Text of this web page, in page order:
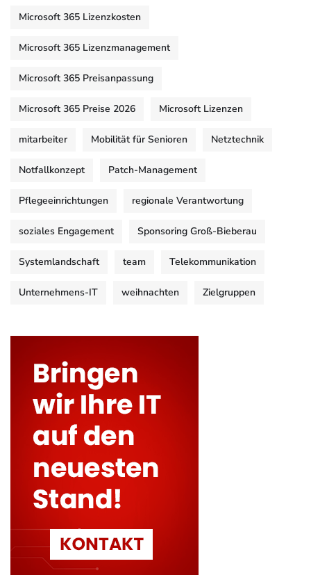
Microsoft 365 Lizenzkosten
Microsoft 365 Lizenzmanagement
Microsoft 365 Preisanpassung
Microsoft 365 Preise 2026 Microsoft Lizenzen
mitarbeiter Mobilität für Senioren Netztechnik
Notfallkonzept Patch-Management
Pflegeeinrichtungen regionale Verantwortung
soziales Engagement Sponsoring Groß-Bieberau
Systemlandschaft team Telekommunikation
Unternehmens-IT weihnachten Zielgruppen